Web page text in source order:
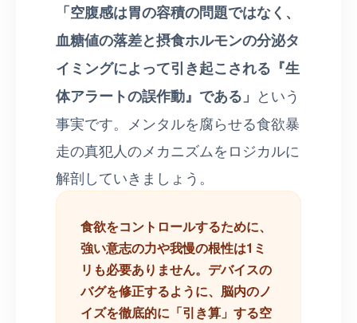
「空腹感は胃の容積の問題ではなく、
血糖値の落差と摂食ホルモンの分泌タ
イミングによって引き起こされる『生
体アラートの誤作動』である」 という
事実です。メンタルを腐らせる食欲暴
走の真犯人のメカニズムをロジカルに
解剖していきましょう。
食欲をコントロールするために、
強い意志の力や我慢の根性は1ミ
リも必要ありません。デバイスの
バグを修正するように、脳内のノ
イズを徹底的に「引き算」する空